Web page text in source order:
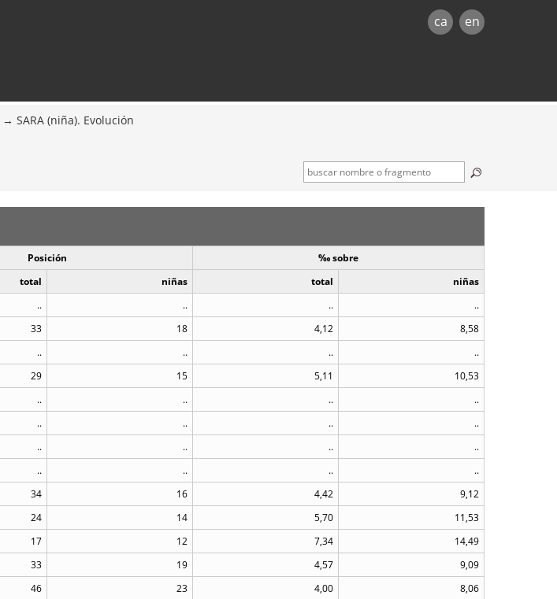
ca en
SARA (niña). Evolución
Posición
‰ sobre
total niñas total
niñas
.. .. ..
..
33 18 4,12
8,58
.. .. ..
..
29 15 5,11
10,53
.. .. ..
..
.. .. ..
..
.. .. ..
..
.. .. ..
..
34 16 4,42
9,12
24 14 5,70
11,53
17 12 7,34
14,49
33 19 4,57
9,09
46 23 4,00
8,06